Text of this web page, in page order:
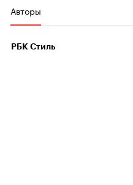
Авторы
РБК Стиль